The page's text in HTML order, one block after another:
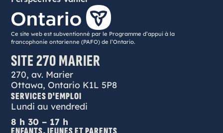
Ce site web est subventionné par le Programme d’appui à la
francophonie ontarienne (PAFO) de l’Ontario.
SITE 270 MARIER
270, av. Marier
Ottawa, Ontario K1L 5P8
SERVICES D'EMPLOI
Lundi au vendredi
8 h 30 – 17 h